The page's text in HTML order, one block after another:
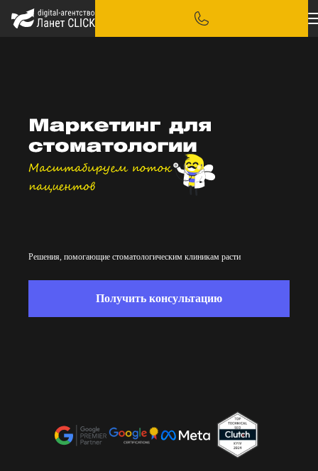
Решения, помогающие стоматологическим клиникам расти
Получить консультацию